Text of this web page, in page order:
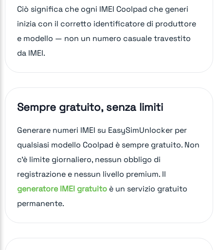
Ciò significa che ogni IMEI Coolpad che generi
inizia con il corretto identificatore di produttore
e modello — non un numero casuale travestito
da IMEI.
Sempre gratuito, senza limiti
Generare numeri IMEI su EasySimUnlocker per
qualsiasi modello Coolpad è sempre gratuito. Non
c'è limite giornaliero, nessun obbligo di
registrazione e nessun livello premium. Il
generatore IMEI gratuito è un servizio gratuito
permanente.